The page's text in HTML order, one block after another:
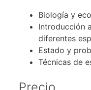
Biología y
Introducción
diferentes
Estado y
Técnicas de
Precio